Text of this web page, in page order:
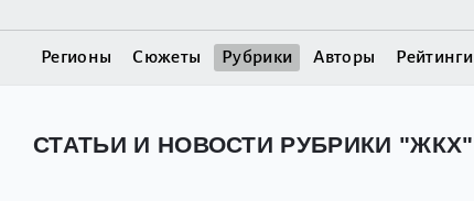
Регионы Сюжеты Рубрики Авторы Рейтинги
СТАТЬИ И НОВОСТИ РУБРИКИ "ЖКХ"